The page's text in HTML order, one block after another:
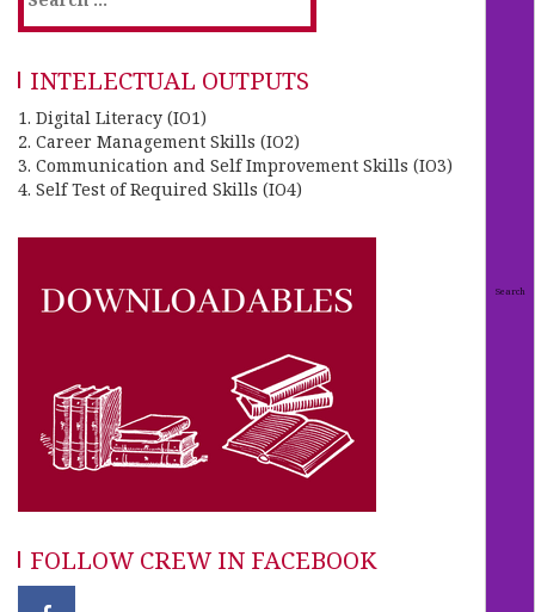
INTELECTUAL OUTPUTS
1. Digital Literacy (IO1)
2. Career Management Skills (IO2)
3. Communication and Self Improvement Skills (IO3)
4. Self Test of Required Skills (IO4)
FOLLOW CREW IN FACEBOOK